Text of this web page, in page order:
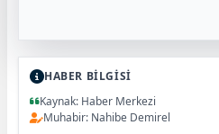
HABER BİLGİSİ
Kaynak: Haber Merkezi
Muhabir: Nahibe Demirel